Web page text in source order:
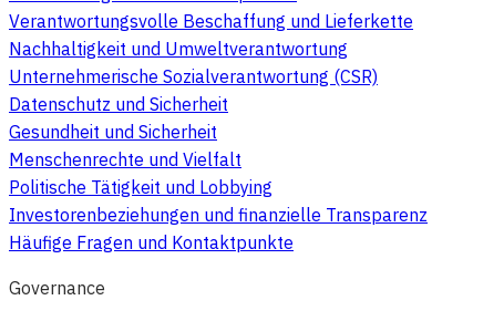
Verantwortungsvolle Beschaffung und Lieferkette
Nachhaltigkeit und Umweltverantwortung
Unternehmerische Sozialverantwortung (CSR)
Datenschutz und Sicherheit
Gesundheit und Sicherheit
Menschenrechte und Vielfalt
Politische Tätigkeit und Lobbying
Investorenbeziehungen und finanzielle Transparenz
Häufige Fragen und Kontaktpunkte
Governance